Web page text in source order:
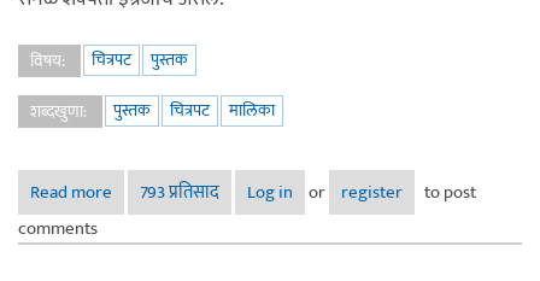
विषय: चित्रपट
पुस्तक
शब्दखुणा:
पुस्तक चित्रपट मालिका
Read more about इंग्रजी पुस्तकं, चित्रपट, मालिका शिफारस
793 प्रतिसाद Log in or register
to post
comments